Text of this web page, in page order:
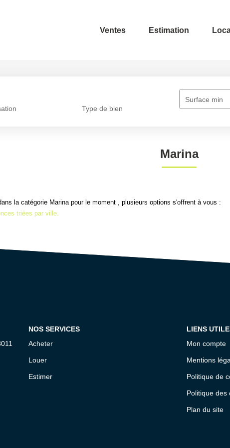
Ventes Estimation
Type de bien
Surface min
Marina
la catégorie Marina pour le moment , plusieurs options s'offrent à vous :
triées par ville.
NOS SERVICES
Acheter
Louer
Estimer
LIENS
Mon compte
Mentions
Politique de
Politique des
Plan du site